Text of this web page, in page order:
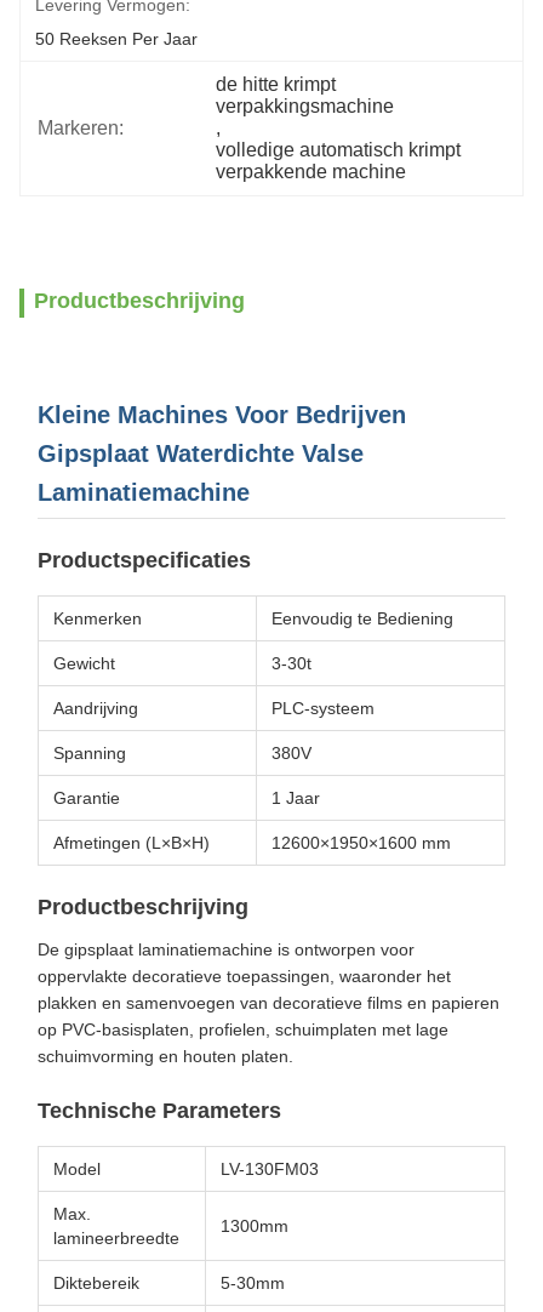
Levering Vermogen:
50 Reeksen Per Jaar
Markeren:
de hitte krimpt
verpakkingsmachine
,
volledige automatisch krimpt
verpakkende machine
Productbeschrijving
Kleine Machines Voor Bedrijven
Gipsplaat Waterdichte Valse
Laminatiemachine
Productspecificaties
Kenmerken Eenvoudig te Bediening
Gewicht 3-30t
Aandrijving PLC-systeem
Spanning 380V
Garantie 1 Jaar
Afmetingen (L×B×H) 12600×1950×1600 mm
Productbeschrijving
De gipsplaat laminatiemachine is ontworpen voor
oppervlakte decoratieve toepassingen, waaronder het
plakken en samenvoegen van decoratieve films en papieren
op PVC-basisplaten, profielen, schuimplaten met lage
schuimvorming en houten platen.
Technische Parameters
Model LV-130FM03
Max.
lamineerbreedte
1300mm
Diktebereik 5-30mm